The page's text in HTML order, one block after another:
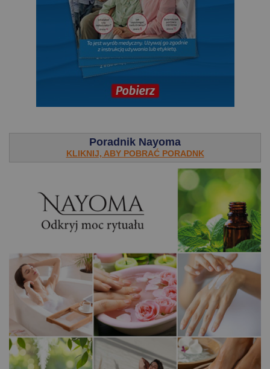
Poradnik Nayoma
KLIKNIJ, ABY POBRAĆ PORADNK